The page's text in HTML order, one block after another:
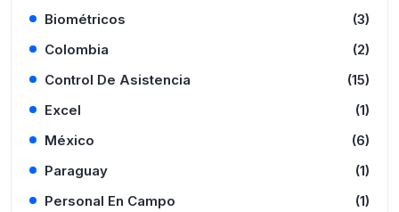
Biométricos
(3)
Colombia
(2)
Control De Asistencia
(15)
Excel
(1)
México
(6)
Paraguay
(1)
Personal En Campo
(1)